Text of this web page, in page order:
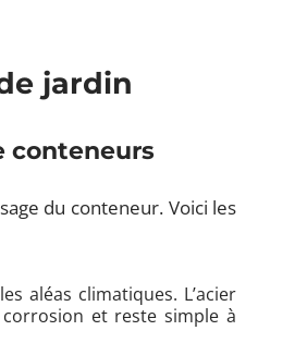
jardin
conteneurs
du conteneur. Voici les
aléas climatiques. L’acier
et reste simple à